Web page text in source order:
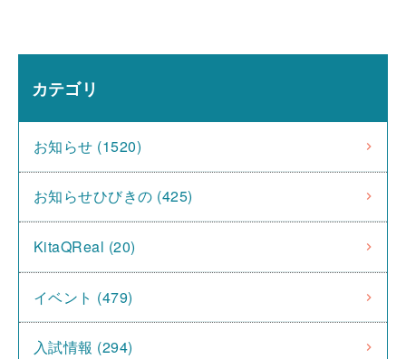
カテゴリ
お知らせ (1520)
お知らせひびきの (425)
KitaQReal (20)
イベント (479)
入試情報 (294)